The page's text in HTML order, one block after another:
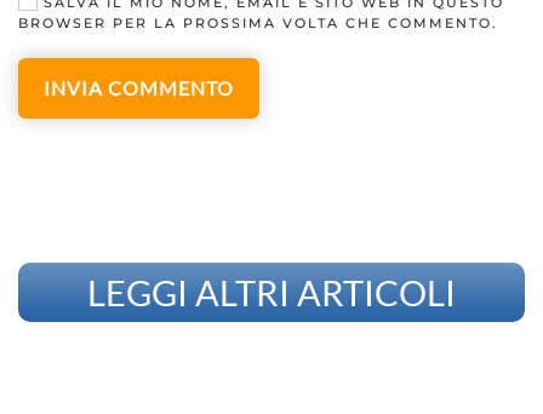
BROWSER PER LA PROSSIMA VOLTA CHE COMMENTO.
INVIA COMMENTO
LEGGI ALTRI ARTICOLI